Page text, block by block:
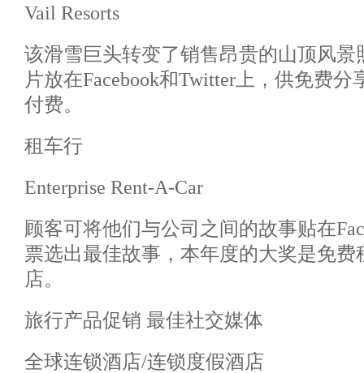
Vail Resorts
该滑雪巨头转变了销售昂贵的山顶风
片放在Facebook和Twitter上，供免费
付费。
租车行
Enterprise Rent-A-Car
顾客可将他们与公司之间的故事贴在
票选出最佳故事，本年度的大奖是免
店。
旅行产品促销 最佳社交媒体
全球连锁酒店/连锁度假酒店